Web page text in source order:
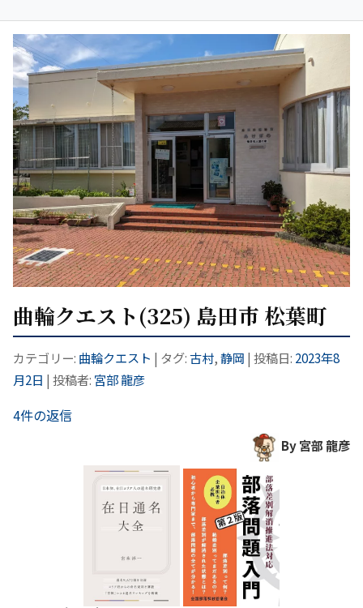
曲輪クエスト(325) 島田市 松葉町
カテゴリー: 曲輪クエスト | タグ:古村,静岡 | 投稿日: 2023年8
月2日 | 投稿者: 宮部 龍彦
4件の返信
By 宮部 龍彦